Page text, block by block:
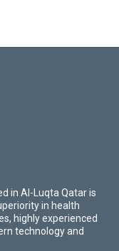
in Al-Luqta Qatar is
in health
highly experienced
technology and